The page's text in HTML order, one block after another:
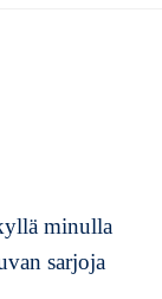
minulla
sarjoja